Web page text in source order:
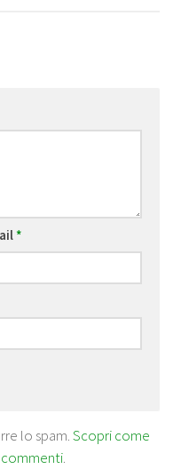
*
lo spam.Scopri come
.